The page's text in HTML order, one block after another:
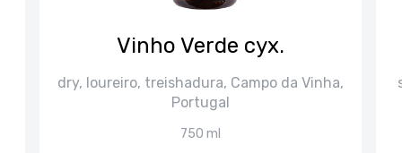
Vinho Verde сух.
dry, loureiro, treishadura, Campo da Vinha,
Portugal
750 ml